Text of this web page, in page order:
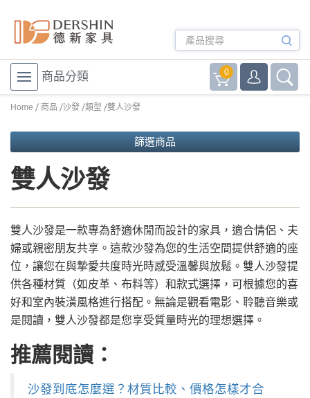
商品分類 0
Home 商品 沙發 類型 雙人沙發
篩選商品
雙人沙發
雙人沙發是一款專為舒適休閒而設計的家具，適合情侶、夫
婦或親密朋友共享。這款沙發為您的生活空間提供舒適的座
位，讓您在與摯愛共度時光時感受溫馨與放鬆。雙人沙發提
供各種材質（如皮革、布料等）和款式選擇，可根據您的喜
好和室內裝潢風格進行搭配。無論是觀看電影、聆聽音樂或
是閱讀，雙人沙發都是您享受質量時光的理想選擇。
推薦閱讀：
沙發到底怎麼選？材質比較、價格怎樣才合